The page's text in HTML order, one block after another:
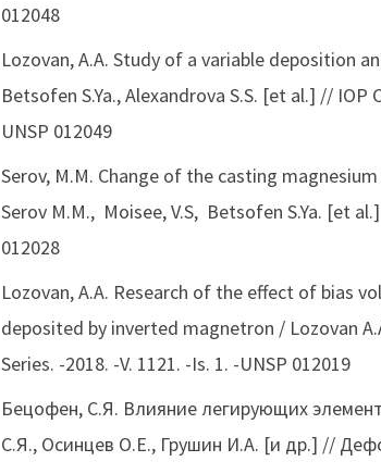
012048
Lozovan, A.A. Study of a variable deposition
Betsofen S.Ya., Alexandrova S.S. [et al.] // IOP
UNSP 012049
Serov, M.M. Change of the casting
Serov M.M., Moisee, V.S, Betsofen S.Ya. [et
012028
Lozovan, A.A. Research of the effect of bias
deposited by inverted magnetron / Lozovan
Series. -2018. -V. 1121. -Is. 1. -UNSP 012019
Бецофен, С.Я. Влияние легирующих
С.Я., Осинцев О.Е., Грушин И.А. [и др.] //